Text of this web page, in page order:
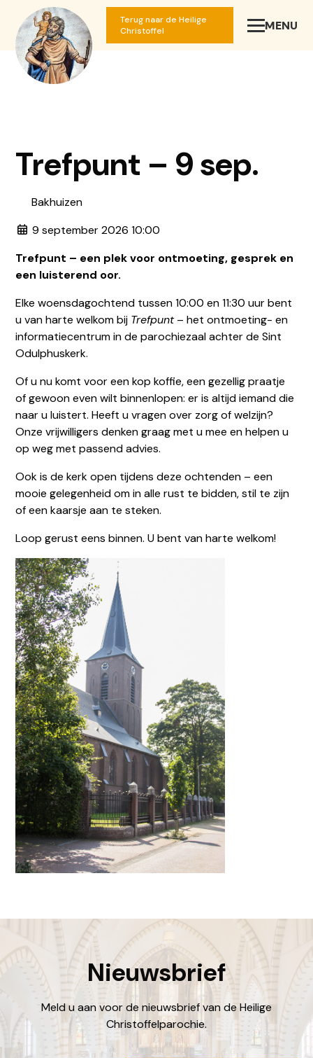
Terug naar de Heilige
Christoffel
MENU
SLUIT
locatiebakhuizen@dechristoffel.nl
Trefpunt – 9 sep.
Bakhuizen
9 september 2026 10:00
Trefpunt – een plek voor ontmoeting, gesprek en
een luisterend oor.
Elke woensdagochtend tussen 10:00 en 11:30 uur bent
u van harte welkom bij Trefpunt– het ontmoeting- en
informatiecentrum in de parochiezaal achter de Sint
Odulphuskerk.
Of u nu komt voor een kop koffie, een gezellig praatje
of gewoon even wilt binnenlopen: er is altijd iemand die
naar u luistert. Heeft u vragen over zorg of welzijn?
Onze vrijwilligers denken graag met u mee en helpen u
op weg met passend advies.
Ook is de kerk open tijdens deze ochtenden – een
mooie gelegenheid om in alle rust te bidden, stil te zijn
of een kaarsje aan te steken.
Loop gerust eens binnen. U bent van harte welkom!
Nieuwsbrief
Meld u aan voor de nieuwsbrief van de Heilige
Christoffelparochie.